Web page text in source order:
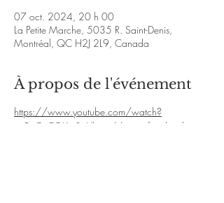
07 oct. 2024, 20 h 00
La Petite Marche, 5035 R. Saint-Denis,
Montréal, QC H2J 2L9, Canada
À propos de l'événement
https://www.youtube.com/watch?
v=PaQaEGKw3oYhttp://www.facebook.com